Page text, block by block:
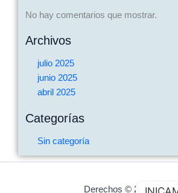
No hay comentarios que mostrar.
Archivos
julio 2025
junio 2025
abril 2025
Categorías
Sin categoría
Derechos © 2026